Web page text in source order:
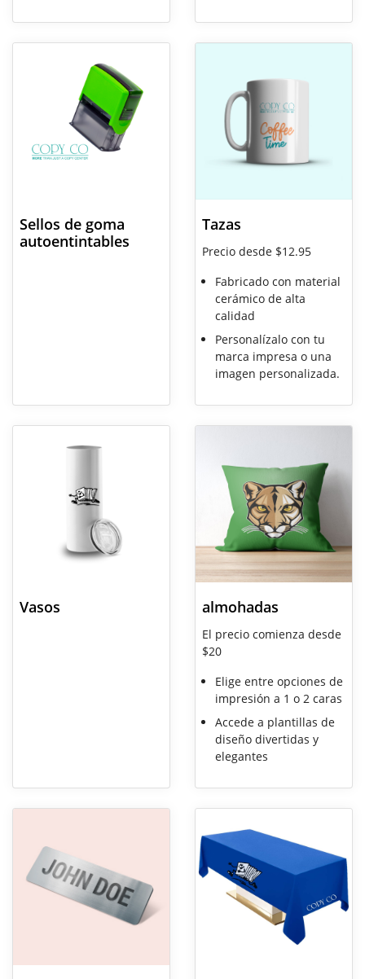
Sellos de goma
autoentintables
Tazas
Precio desde $12.95
Fabricado con material
cerámico de alta
calidad
Personalízalo con tu
marca impresa o una
imagen personalizada.
Vasos almohadas
El precio comienza desde
$20
Elige entre opciones de
impresión a 1 o 2 caras
Accede a plantillas de
diseño divertidas y
elegantes